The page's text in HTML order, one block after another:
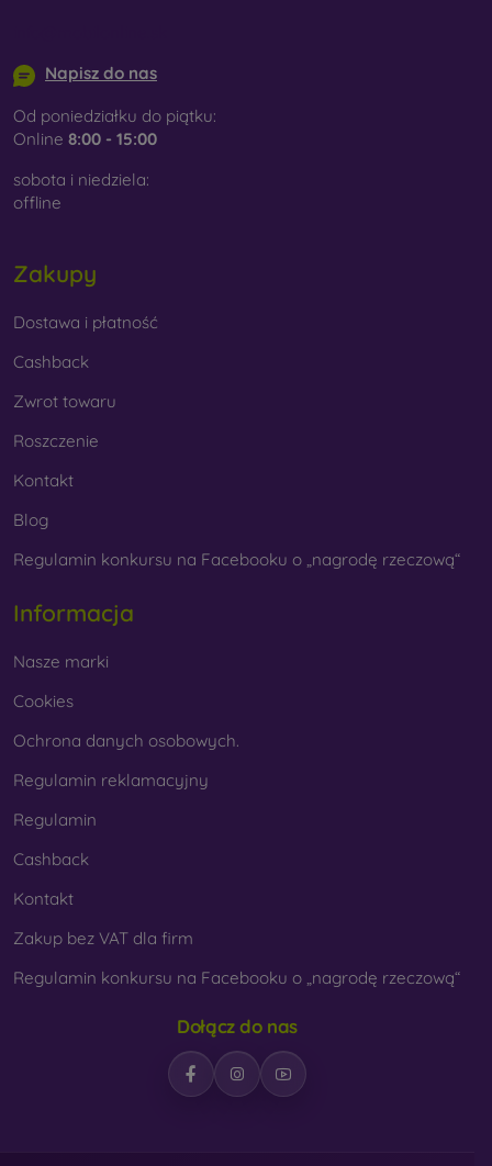
Napisz do nas
Od poniedziałku do piątku:
Online 8:00 - 15:00
sobota i niedziela:
offline
Zakupy
Dostawa i płatność
Cashback
Zwrot towaru
Roszczenie
Kontakt
Blog
Regulamin konkursu na Facebooku o „nagrodę rzeczową“
Informacja
Nasze marki
Cookies
Ochrona danych osobowych.
Regulamin reklamacyjny
Regulamin
Cashback
Kontakt
Zakup bez VAT dla firm
Regulamin konkursu na Facebooku o „nagrodę rzeczową“
Dołącz do nas